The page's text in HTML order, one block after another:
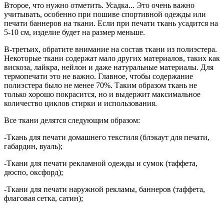
Второе, что нужно отметить. Усадка... Это очень важно
учитывать, особенно при пошиве спортивной одежды или
печати баннеров на ткани. Если при печати ткань усадится на
5-10 см, изделие будет на размер меньше.
В-третьих, обратите внимание на состав ткани из полиэстера.
Некоторые ткани содержат мало других материалов, таких как
вискоза, лайкра, нейлон и даже натуральные материалы. Для
термопечати это не важно. Главное, чтобы содержание
полиэстера было не менее 70%. Таким образом ткань не
только хорошо покрасится, но и выдержит максимальное
количество циклов стирки и использования.
Все ткани делятся следующим образом:
-Ткань для печати домашнего текстиля (блэкаут для печати,
габардин, вуаль);
-Ткани для печати рекламной одежды и сумок (таффета,
дюспо, оксфорд);
-Ткани для печати наружной рекламы, баннеров (таффета,
флаговая сетка, сатин);